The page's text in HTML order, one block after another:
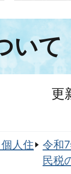
いて
更
人住
令和
民税